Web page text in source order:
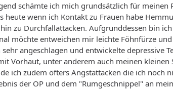
schämte ich mich grundsätzlich für
heute wenn ich Kontakt zu Frauen habe
zu Durchfallattacken. Aufgrunddessen bin
möchte entweichen mir leichte Föhnfürze
angeschlagen und entwickelte depressive
Vorhaut, unter anderem auch meinen
ich zudem öfters Angstattacken die ich noch
der OP und dem "Rumgeschnippel" an